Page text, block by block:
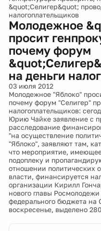
&quot;Селигер&quot;
налогоплательщиков
Молодежное
просит
почему форум
на деньги
03 июля 2012
Молодежное "Яблоко"
почему форум "Селигер"
налогоплательщиков:
Юрию Чайке заявление с
расследование
"на осуществление
"Яблоко", заявляют там,
что мероприятие,
подоплеку и
отношении политических
власти, финансируется
организации Кирилл
нового главы
федерального бюджета на
воскресенье, выделено